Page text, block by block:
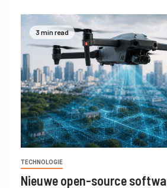
3 min read
TECHNOLOGIE
Nieuwe open-source